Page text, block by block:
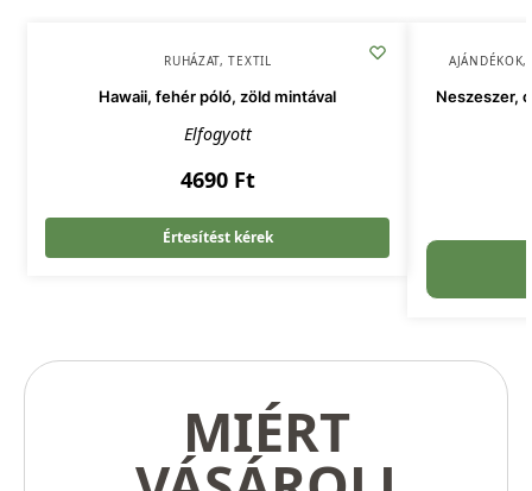
RUHÁZAT,TEXTIL
Hawaii, fehér póló, zöld mintával
Elfogyott
4690 Ft
Értesítést kérek
AJÁNDÉKOK,
Neszeszer,
MIÉRT